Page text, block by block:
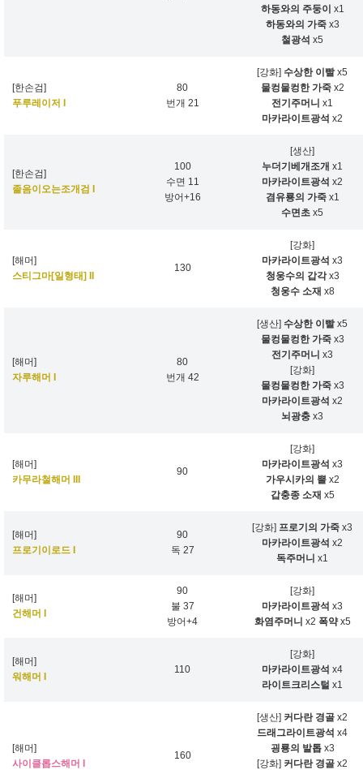
하동와의 주둥이 x1
하동와의 가죽x3
철광석 x5
[한손검]
푸루레이저 I
80
번개 21
[강화] 수상한 이빨x5
물컹물컹한 가죽x2
전기주머니 x1
마카라이트광석 x2
[한손검]
졸음이오는조개검 I
100
수면 11
방어+16
[생산]
누더기베개조개 x1
마카라이트광석 x2
겸유룡의 가죽x1
수면초 x5
[해머]
스티그마[일형태] II
130
[강화]
마카라이트광석 x3
청웅수의 갑각x3
청웅수 소재 x8
[해머]
자루해머 I
80
번개 42
[생산] 수상한 이빨x5
물컹물컹한 가죽x3
전기주머니 x3
[강화]
물컹물컹한 가죽x3
마카라이트광석 x2
뇌광충 x3
[해머]
카무라철해머 III
90
[강화]
마카라이트광석 x3
가우시카의 뿔x2
갑충종 소재 x5
[해머]
프로기이로드 I
90
독 27
[강화] 프로기의 가죽 x3
마카라이트광석 x2
독주머니 x1
[해머]
건해머 I
90
불 37
방어+4
[강화]
마카라이트광석 x3
화염주머니 x2 폭약x5
[해머]
워해머 I
110
[강화]
마카라이트광석 x4
라이트크리스털 x1
[해머]
사이클롭스해머 I
160
[생산] 커다란 경골 x2
드래그라이트광석 x4
굉룡의 발톱x3
[강화] 커다란 경골 x2